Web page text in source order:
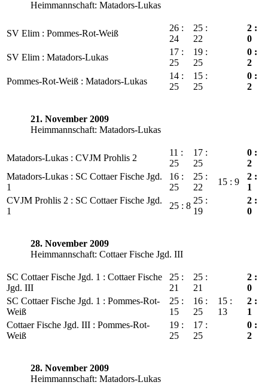
Heimmannschaft: Matadors-Lukas
SV Elim : Pommes-Rot-Weiß
26 :
24
25 :
22
2 :
0
SV Elim : Matadors-Lukas
17 :
25
19 :
25
0 :
2
Pommes-Rot-Weiß : Matadors-Lukas
14 :
25
15 :
25
0 :
2
21. November 2009
Heimmannschaft: Matadors-Lukas
Matadors-Lukas : CVJM Prohlis 2
11 :
25
17 :
25
0 :
2
Matadors-Lukas : SC Cottaer Fische Jgd.
1
16 :
25
25 :
22
15 : 9
2 :
1
CVJM Prohlis 2 : SC Cottaer Fische Jgd.
1
25 : 8
25 :
19
2 :
0
28. November 2009
Heimmannschaft: Cottaer Fische Jgd. III
SC Cottaer Fische Jgd. 1 : Cottaer Fische
Jgd. III
25 :
21
25 :
21
2 :
0
SC Cottaer Fische Jgd. 1 : Pommes-Rot-
Weiß
25 :
15
16 :
25
15 :
13
2 :
1
Cottaer Fische Jgd. III : Pommes-Rot-
Weiß
19 :
25
17 :
25
0 :
2
28. November 2009
Heimmannschaft: Matadors-Lukas